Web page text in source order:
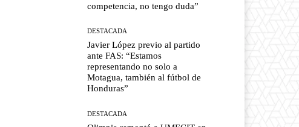
competencia, no tengo duda”
DESTACADA
Javier López previo al partido
ante FAS: “Estamos
representando no solo a
Motagua, también al fútbol de
Honduras”
DESTACADA